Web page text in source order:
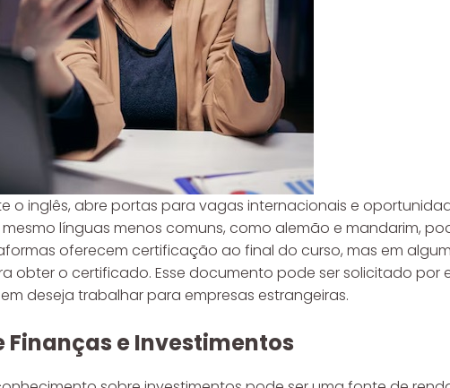
o inglês, abre portas para vagas internacionais e
línguas menos comuns, como alemão e mandarim,
oferecem certificação ao final do curso, mas em
obter o certificado. Esse documento pode ser solicitado por
deseja trabalhar para empresas estrangeiras.
e Investimentos